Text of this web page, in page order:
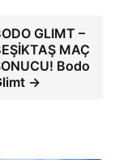
GLIMT –
MAÇ
Bodo
→